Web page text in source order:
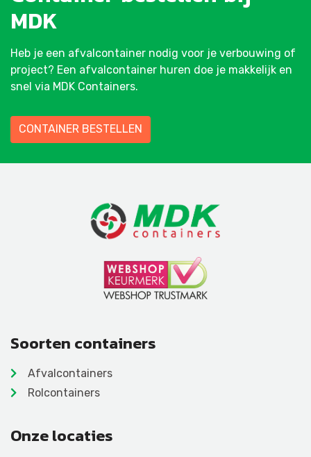
MDK
Heb je een afvalcontainer nodig voor je verbouwing of
project? Een afvalcontainer huren doe je makkelijk en
snel via MDK Containers.
CONTAINER BESTELLEN
Soorten containers
Afvalcontainers
Rolcontainers
Onze locaties